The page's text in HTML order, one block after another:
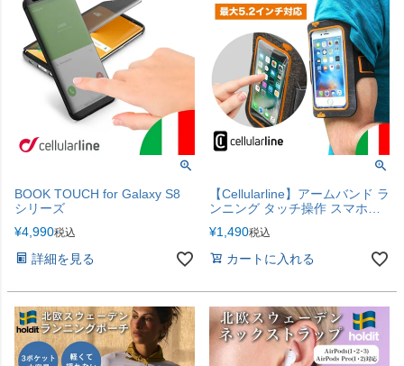
BOOK TOUCH for Galaxy S8
シリーズ
¥4,990税込
詳細を見る
【Cellularline】アームバンド ラ
ンニング タッチ操作 スマホ
ムバンド ジョギング 運動
¥1,490税込
カートに入れる